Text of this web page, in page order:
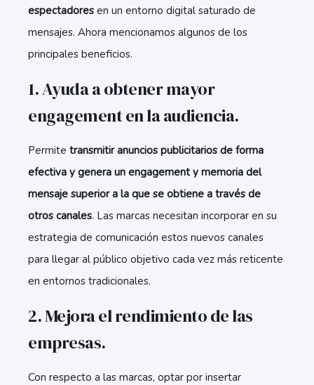
espectadores en un entorno digital saturado de
mensajes. Ahora mencionamos algunos de los
principales beneficios.
1. Ayuda a obtener mayor
engagement en la audiencia.
Permite transmitir anuncios publicitarios de forma
efectiva y genera un engagement y memoria del
mensaje superior a la que se obtiene a través de
otros canales. Las marcas necesitan incorporar en su
estrategia de comunicación estos nuevos canales
para llegar al público objetivo cada vez más reticente
en entornos tradicionales.
2. Mejora el rendimiento de las
empresas.
Con respecto a las marcas, optar por insertar